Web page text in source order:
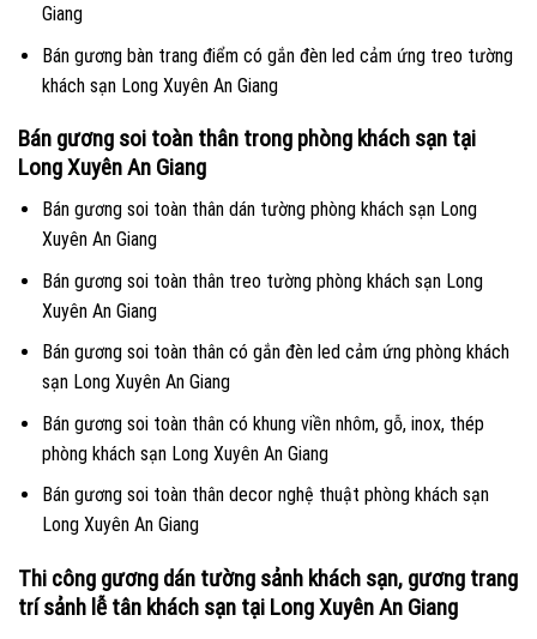
Giang
Bán gương bàn trang điểm có gắn đèn led cảm ứng treo tường
khách sạn Long Xuyên An Giang
Bán gương soi toàn thân trong phòng khách sạn tại
Long Xuyên An Giang
Bán gương soi toàn thân dán tường phòng khách sạn Long
Xuyên An Giang
Bán gương soi toàn thân treo tường phòng khách sạn Long
Xuyên An Giang
Bán gương soi toàn thân có gắn đèn led cảm ứng phòng khách
sạn Long Xuyên An Giang
Bán gương soi toàn thân có khung viền nhôm, gỗ, inox, thép
phòng khách sạn Long Xuyên An Giang
Bán gương soi toàn thân decor nghệ thuật phòng khách sạn
Long Xuyên An Giang
Thi công gương dán tường sảnh khách sạn, gương trang
trí sảnh lễ tân khách sạn tại Long Xuyên An Giang